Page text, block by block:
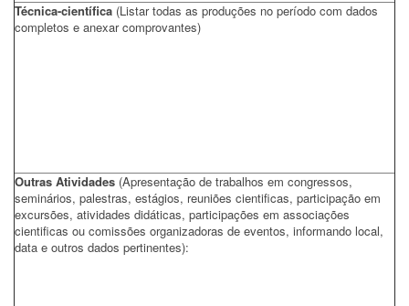
Técnica-científica (Listar todas as produções no período com dados
completos e anexar comprovantes)
Outras Atividades (Apresentação de trabalhos em congressos,
seminários, palestras, estágios, reuniões cientificas, participação em
excursões, atividades didáticas, participações em associações
cientificas ou comissões organizadoras de eventos, informando local,
data e outros dados pertinentes):